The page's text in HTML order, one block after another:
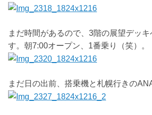
まだ時間があるので、3階の展望デッキ
す。朝7:00オープン、1番乗り（笑）。
まだ日の出前、搭乗機と札幌行きの